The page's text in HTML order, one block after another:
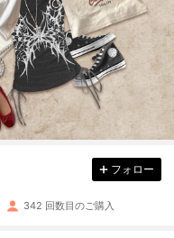
フォロー
342 回数目のご購入